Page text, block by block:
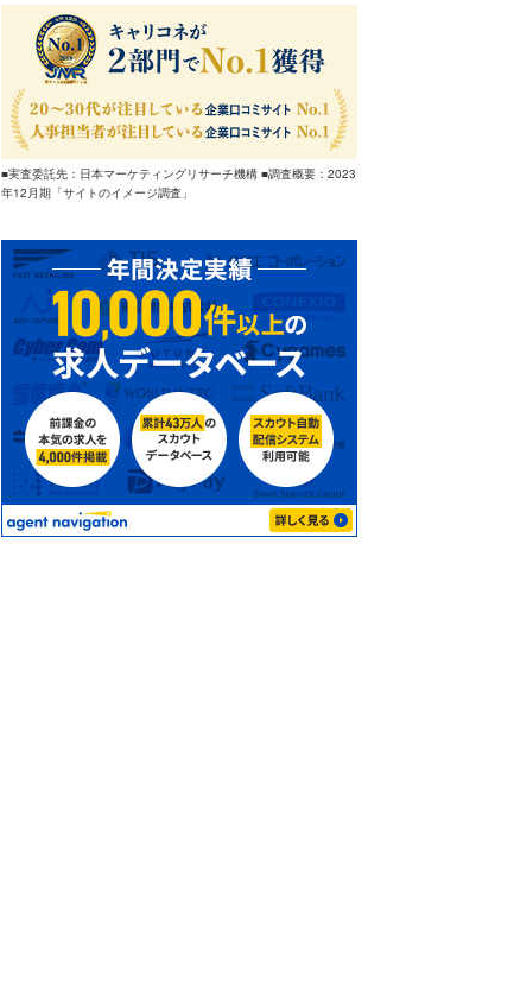
■実査委託先：日本マーケティングリサーチ機構 ■調査概要：2023
年12月期「サイトのイメージ調査」